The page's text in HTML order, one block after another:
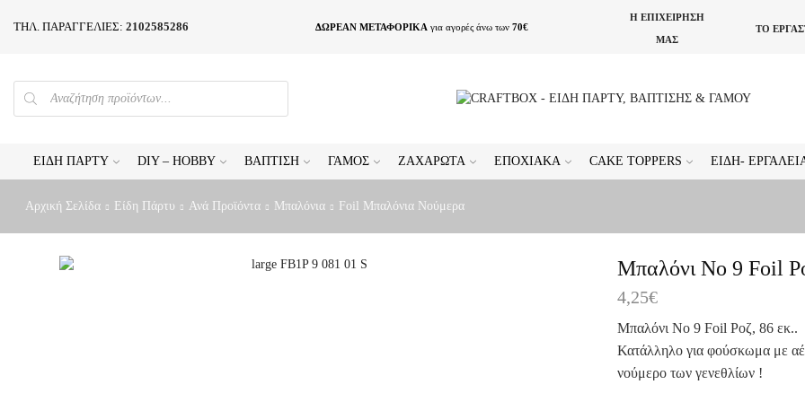
ΤΗΛ. ΠΑΡΑΓΓΕΛΙΕΣ: 2102585286 ΔΩΡΕΑΝ ΜΕΤΑΦΟΡΙΚΑ για αγορές άνω των 70€
Η ΕΠΙΧΕΙΡΗΣΗ
ΜΑΣ
ΤΟ
PRODUCTS
SEARCH
ΕΊΔΗ ΠΆΡΤΥ DIY – HOBBY ΒΆΠΤΙΣΗ ΓΆΜΟΣ ΖΑΧΑΡΩΤΆ ΕΠΟΧΙΑΚΆ CAKE TOPPERS ΕΊΔΗ-
Αρχική Σελίδα Είδη Πάρτυ Ανά Προϊόντα Μπαλόνια Foil Μπαλόνια Νούμερα
Μπαλόνι Νο 9 Foil
4,25€
Μπαλόνι Νο 9 Foil Ροζ, 86 εκ..
Κατάλληλο για φούσκωμα με
νούμερο των γενεθλίων !